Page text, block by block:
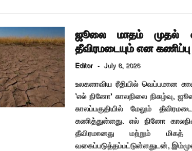
ஜூலை மாதம் முதல்
தீவிரமடையும் என கணிப்பு
Editor - July 6, 2026
உலகளாவிய ரீதியில் வெப்பமான
'எல் நினோ' காலநிலை நிகழ்வு,
காலப்பகுதியில் மேலும்
கணித்துள்ளது. எல் நினோ
தீவிரமானது மற்றும்
வகைப்படுத்தப்பட்டுள்ளதுடன்,